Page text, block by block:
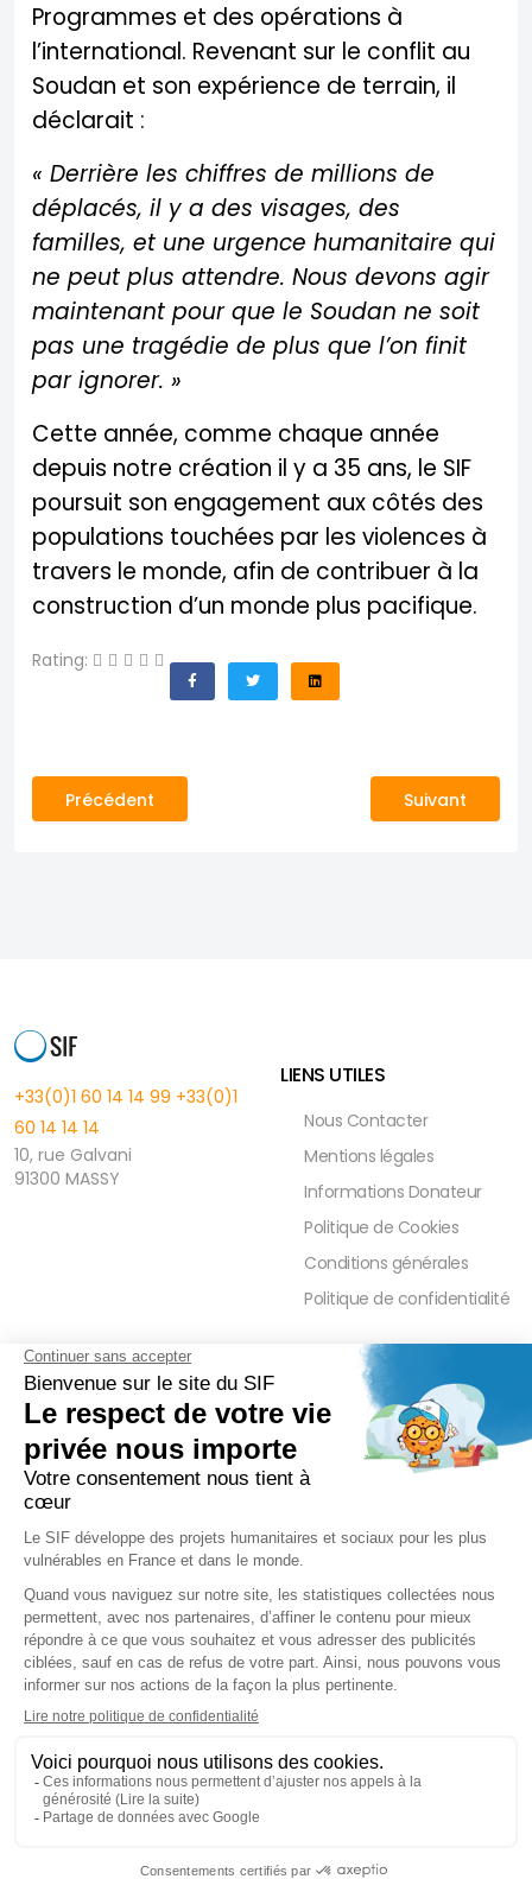
Programmes et des opérations à
l’international. Revenant sur le conflit au
Soudan et son expérience de terrain, il
déclarait :
« Derrière les chiffres de millions de
déplacés, il y a des visages, des
familles, et une urgence humanitaire qui
ne peut plus attendre. Nous devons agir
maintenant pour que le Soudan ne soit
pas une tragédie de plus que l’on finit
par ignorer. »
Cette année, comme chaque année
depuis notre création il y a 35 ans, le SIF
poursuit son engagement aux côtés des
populations touchées par les violences à
travers le monde, afin de contribuer à la
construction d’un monde plus pacifique.
Rating:
Article précédent : L’Observatoire de la Coalition
Précédent Article
Suivant
+33(0)1 60 14 14 99 +33(0)1
60 14 14 14
10, rue Galvani
91300 MASSY
LIENS UTILES
Nous Contacter
Mentions légales
Informations Donateur
Politique de Cookies
Conditions générales
Politique de confidentialité
FAQ
Réduction Fiscale
Ramadan 2026
Zakât Al Maal
Intérêts Bancaires
Parrainage Individuel
Waqf
PRESSE ET PARTENAIRE
Contact Presse
Communiqués de Presse
Actualités Presse
Réseaux sociaux
Copyright © Secours Islamique France - SIF